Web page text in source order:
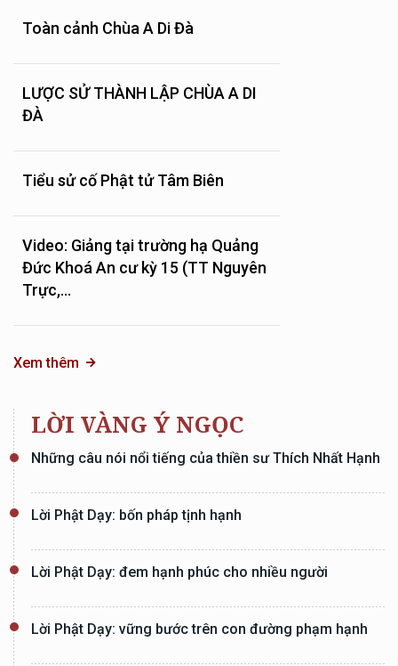
Toàn cảnh Chùa A Di Đà
LƯỢC SỬ THÀNH LẬP CHÙA A DI
ĐÀ
Tiểu sử cố Phật tử Tâm Biên
Video: Giảng tại trường hạ Quảng
Đức Khoá An cư kỳ 15 (TT Nguyên
Trực,...
Xem thêm
LỜI VÀNG Ý NGỌC
Những câu nói nổi tiếng của thiền sư Thích Nhất Hạnh
Lời Phật Dạy: bốn pháp tịnh hạnh
Lời Phật Dạy: đem hạnh phúc cho nhiều người
Lời Phật Dạy: vững bước trên con đường phạm hạnh